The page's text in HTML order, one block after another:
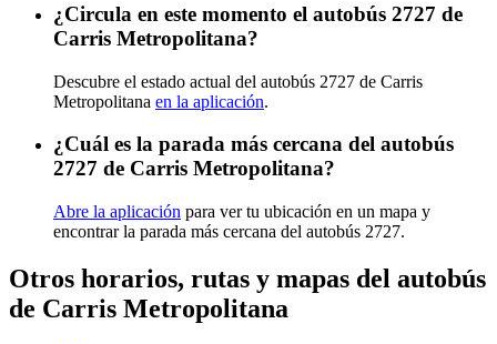
¿Circula en este momento el autobús 2727 de
Carris Metropolitana?
Descubre el estado actual del autobús 2727 de Carris
Metropolitana en la aplicación.
¿Cuál es la parada más cercana del autobús
2727 de Carris Metropolitana?
Abre la aplicación para ver tu ubicación en un mapa y
encontrar la parada más cercana del autobús 2727.
Otros horarios, rutas y mapas del autobús
de Carris Metropolitana